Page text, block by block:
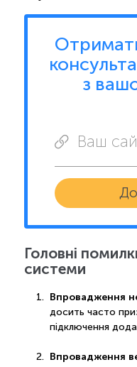
з
Ваш
Головні
системи
Впровадження
досить часто
підключення
Впровадження